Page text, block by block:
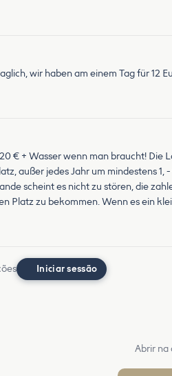
wir haben am einem Tag für 12
€ + Wasser wenn man braucht!
außer jedes Jahr um mindestens
scheint es nicht zu stören, die
Platz zu bekommen. Wenn es ein
Iniciar sessão
Abrir na